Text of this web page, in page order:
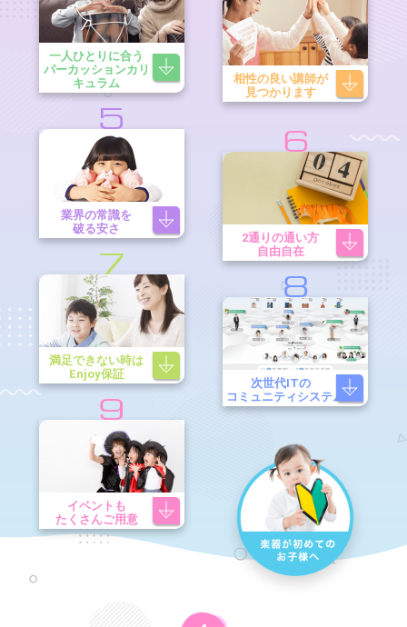
一人ひとりに合う
パーカッションカリ
キュラム
相性の良い講師が
見つかります
5
業界の常識を
破る安さ
6
2通りの通い方
自由自在
7
満足できない時は
Enjoy保証
8
次世代ITの
コミュニティシステム
9
イベントも
たくさんご用意